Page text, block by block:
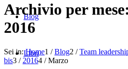
Blog
Libri
Archivio per
2016
Sei in: Home1 / Blog2 / Team
bis3 / 20164 / Marzo